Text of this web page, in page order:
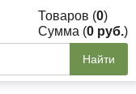
Товаров (0)
Сумма (0 руб.)
Найти